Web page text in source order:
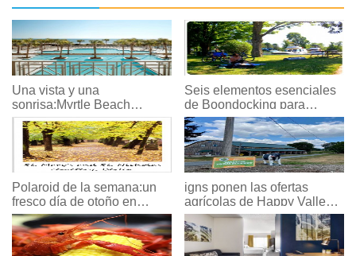
Una vista y una
sonrisa:Myrtle Beach
Marriott Resort en Grande
Dunes
Seis elementos esenciales
de Boondocking para
mantenerse cómodo
Polaroid de la semana:un
fresco día de otoño en
Berlín
igns ponen las ofertas
agrícolas de Happy Valley
en el centro de atención